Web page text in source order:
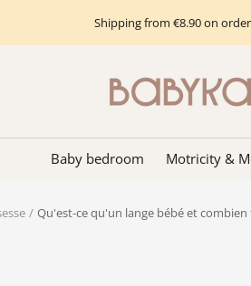
Shipping from €8.90 on
Babykare
Chambre
petite-
Baby bedroom Motricity &
Qu'est-ce qu'un lange bébé et